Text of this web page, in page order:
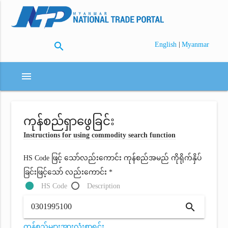
search English | Myanmar
menu
ကုန်စည်ရှာဖွေခြင်း
Instructions for using commodity search function
HS Code ဖြင့် သော်လည်းကောင်း ကုန်စည်အမည် ကိုရိုက်နှိပ်
ခြင်းဖြင့်သော် လည်းကောင်း *
HS Code
Description
search